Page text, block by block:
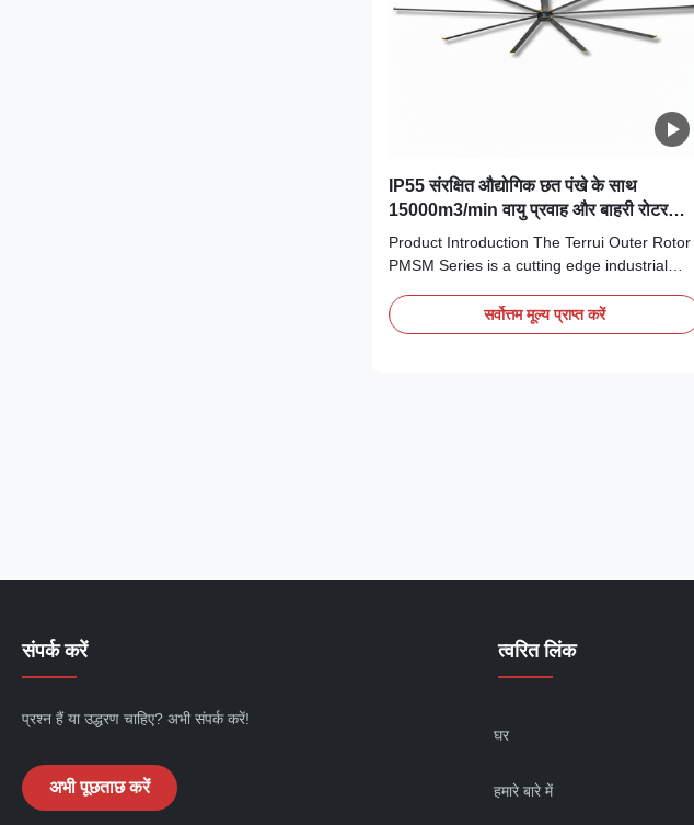
IP55 संरक्षित औद्योगिक छत पंखे के साथ
15000m3/min वायु प्रवाह और बाहरी रोटर
स्थायी चुंबक मोटर बड़े स्थानों के लिए
Product Introduction The Terrui Outer Rotor
PMSM Series is a cutting edge industrial
total climate control for massive commercial
and industrial facilities. Utilizing state-of-the-
सर्वोत्तम मूल्य प्राप्त करें
संपर्क करें
प्रश्न हैं या उद्धरण चाहिए? अभी संपर्क करें!
अभी पूछताछ करें
त्वरित लिंक
घर
हमारे बारे में